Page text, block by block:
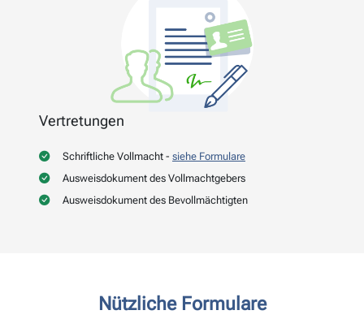
Vertretungen
Schriftliche Vollmacht - siehe Formulare
Ausweisdokument des Vollmachtgebers
Ausweisdokument des Bevollmächtigten
Nützliche Formulare